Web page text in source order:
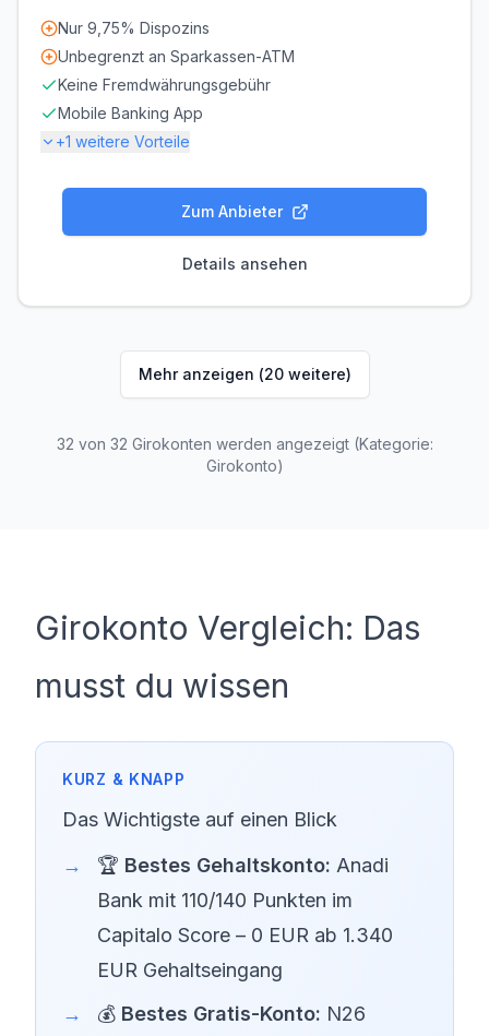
Nur 9,75% Dispozins
Unbegrenzt an Sparkassen-ATM
Keine Fremdwährungsgebühr
Mobile Banking App
+1 weitere Vorteile
KONTOFÜHRUNG AUSLANDSEINSATZ
9,75 % p.a.
Bargeld
0,00 €
ABHEBEN AUSLAND
0,00 €
Zum Anbieter
Details ansehen
Mehr anzeigen (20weitere)
32 von 32 Girokonten werden angezeigt(Kategorie:
Girokonto)
Girokonto Vergleich: Das
musst du wissen
Das Wichtigste auf einen Blick
🏆 Bestes Gehaltskonto: Anadi
Bank mit 110/140 Punkten im
Capitalo Score – 0 EUR ab 1.340
EUR Gehaltseingang
💰 Bestes Gratis-Konto: N26